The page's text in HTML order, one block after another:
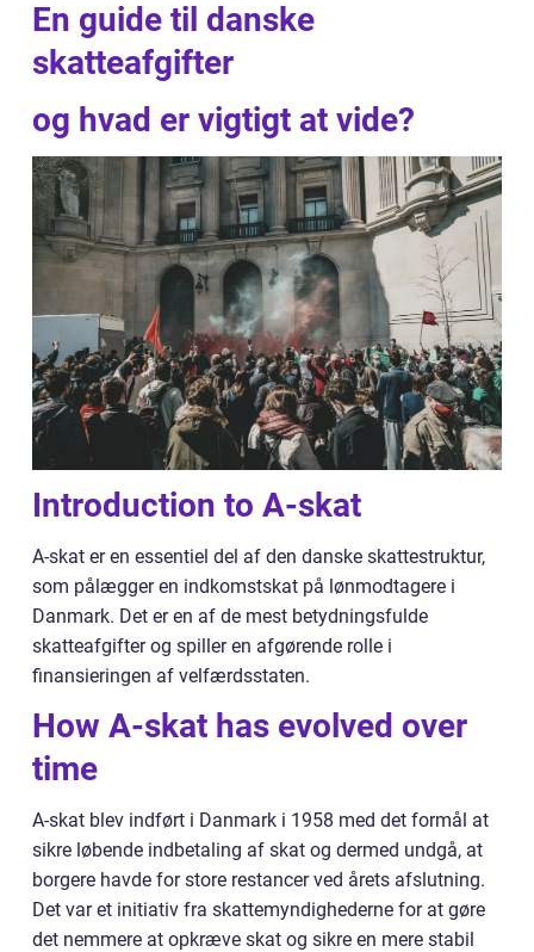
En guide til danske
skatteafgifter
og hvad er vigtigt at vide?
Introduction to A-skat
A-skat er en essentiel del af den danske skattestruktur,
som pålægger en indkomstskat på lønmodtagere i
Danmark. Det er en af de mest betydningsfulde
skatteafgifter og spiller en afgørende rolle i
finansieringen af velfærdsstaten.
How A-skat has evolved over
time
A-skat blev indført i Danmark i 1958 med det formål at
sikre løbende indbetaling af skat og dermed undgå, at
borgere havde for store restancer ved årets afslutning.
Det var et initiativ fra skattemyndighederne for at gøre
det nemmere at opkræve skat og sikre en mere stabil